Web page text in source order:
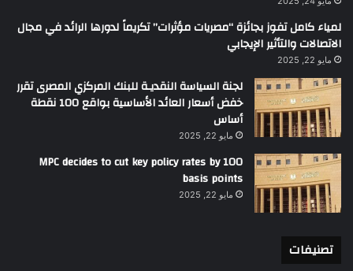
لمياء كامل تفوز بجائزة “مصريات مؤثرات” تكريماً لدورها الرائد في مجال
الاتصالات والتأثير الإيجابي
مايو 22, 2025
لجنة السياسة النقديـة للبنك المركزي المصرى تقرر
خفض أسعار العائد الأساسية بواقع 100 نقطة
أساس
مايو 22, 2025
MPC decides to cut key policy rates by 100
basis points
مايو 22, 2025
تصنيفات